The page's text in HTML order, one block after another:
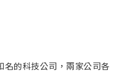
的科技公司，兩家公司各